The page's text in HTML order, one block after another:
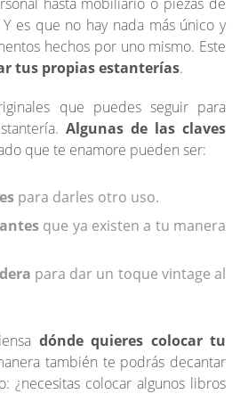
es que no hay nada más único y
hechos por uno mismo. Este
tus propias estanterías.
que puedes seguir para
Algunas de las claves
que te enamore pueden ser:
para darles otro uso.
que ya existen a tu manera
para dar un toque vintage al
dónde quieres colocar tu
también te podrás decantar
¿necesitas colocar algunos libros